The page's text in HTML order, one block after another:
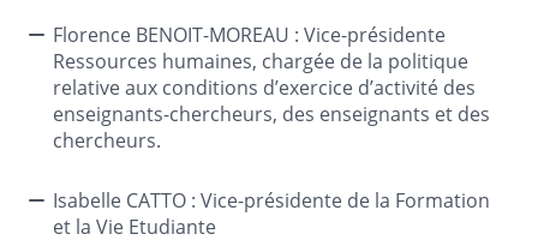
Florence BENOIT-MOREAU : Vice-présidente
Ressources humaines, chargée de la politique
relative aux conditions d’exercice d’activité des
enseignants-chercheurs, des enseignants et des
chercheurs.
Isabelle CATTO : Vice-présidente de la Formation
et la Vie Etudiante